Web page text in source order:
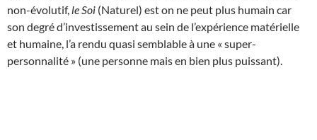
non-évolutif, le Soi (Naturel) est on ne peut plus humain car
son degré d’investissement au sein de l’expérience matérielle
et humaine, l’a rendu quasi semblable à une « super-
personnalité » (une personne mais en bien plus puissant).